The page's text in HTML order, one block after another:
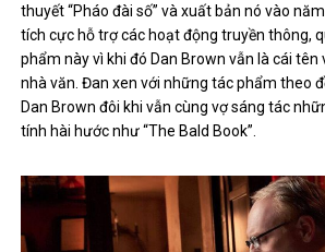
thuyết “Pháo đài số” và xuất bản nó vào
tích cực hỗ trợ các hoạt động truyền thông,
phẩm này vì khi đó Dan Brown vẫn là cái
nhà văn. Đan xen với những tác phẩm theo
Dan Brown đôi khi vẫn cùng vợ sáng tác
tính hài hước như “The Bald Book”.